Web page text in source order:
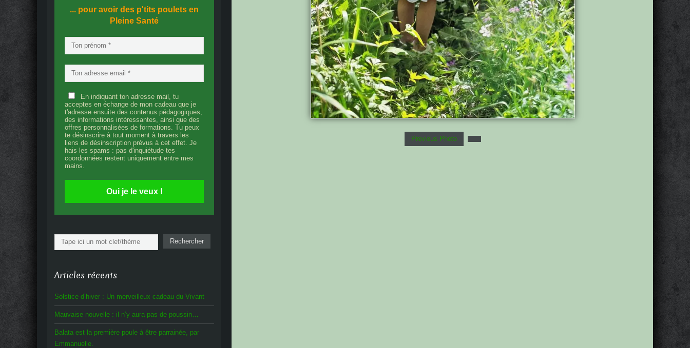
Previous Photo
... pour avoir des p'tits poulets en
Pleine Santé
En indiquant ton adresse mail, tu
acceptes en échange de mon cadeau que je
t'adresse ensuite des contenus pédagogiques,
des informations intéressantes, ainsi que des
offres personnalisées de formations. Tu peux
te désinscrire à tout moment à travers les
liens de désinscription prévus à cet effet. Je
hais les spams : pas d'inquiétude tes
coordonnées restent uniquement entre mes
mains.
Oui je le veux !
Rechercher Rechercher
Articles récents
Solstice d’hiver : Un merveilleux cadeau du Vivant
Mauvaise nouvelle : il n’y aura pas de poussin…
Balata est la première poule à être parrainée, par
Emmanuelle.